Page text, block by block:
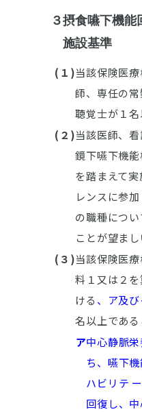
３摂食嚥下機能
施設基準
(１)当該保険医
師、専任の
聴覚士が１名
(２)当該医師、
鏡下嚥下機
を踏まえて
レンスに参
の職種につ
ことが望まし
(３)当該保険医
料１又は２
ける 、 ア及
名以上である
ア中心静脈
ち、嚥下
ハビリテ
回復し、